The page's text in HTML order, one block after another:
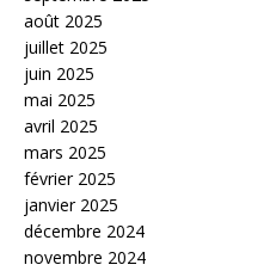
août 2025
juillet 2025
juin 2025
mai 2025
avril 2025
mars 2025
février 2025
janvier 2025
décembre 2024
novembre 2024